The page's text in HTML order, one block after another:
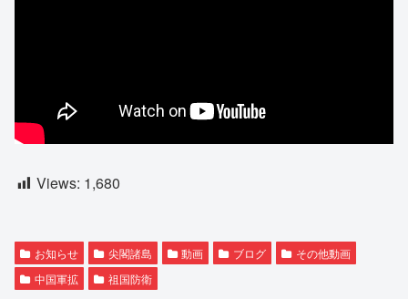
Views: 1,680
お知らせ 尖閣諸島 動画 ブログ
その他動画
中国軍拡
祖国防衛